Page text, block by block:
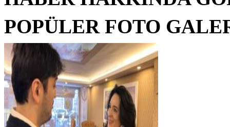
POPÜLER FOTO